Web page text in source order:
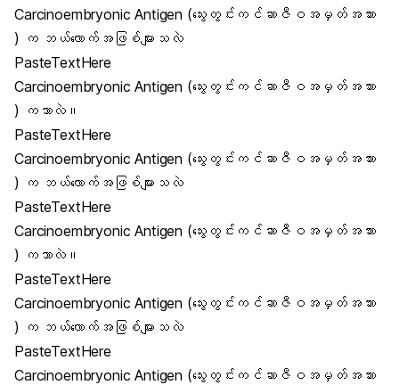
Carcinoembryonic Antigen (သွေးတွင်းကင်ဆာဇီဝအမှတ်အသား
) က ဘယ်လောက်အဖြစ်များသလဲ
PasteTextHere
Carcinoembryonic Antigen (သွေးတွင်းကင်ဆာဇီဝအမှတ်အသား
) ကဘာလဲ။
PasteTextHere
Carcinoembryonic Antigen (သွေးတွင်းကင်ဆာဇီဝအမှတ်အသား
) က ဘယ်လောက်အဖြစ်များသလဲ
PasteTextHere
Carcinoembryonic Antigen (သွေးတွင်းကင်ဆာဇီဝအမှတ်အသား
) ကဘာလဲ။
PasteTextHere
Carcinoembryonic Antigen (သွေးတွင်းကင်ဆာဇီဝအမှတ်အသား
) က ဘယ်လောက်အဖြစ်များသလဲ
PasteTextHere
Carcinoembryonic Antigen (သွေးတွင်းကင်ဆာဇီဝအမှတ်အသား